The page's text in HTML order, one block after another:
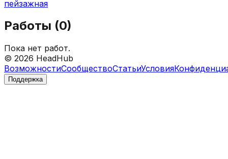
пейзажная
Работы (0)
Пока нет работ.
© 2026 HeadHub
ВозможностиСообществоСтатьиУсловия
Поддержка